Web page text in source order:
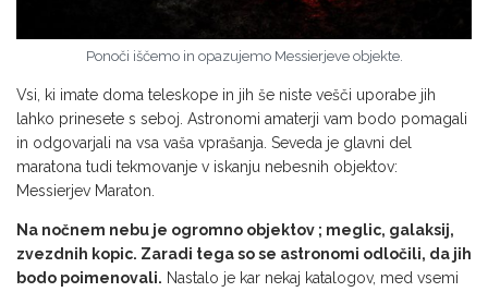
Ponoči iščemo in opazujemo Messierjeve objekte.
Vsi, ki imate doma teleskope in jih še niste vešči uporabe jih
lahko prinesete s seboj. Astronomi amaterji vam bodo pomagali
in odgovarjali na vsa vaša vprašanja. Seveda je glavni del
maratona tudi tekmovanje v iskanju nebesnih objektov:
Messierjev Maraton.
Na nočnem nebu je ogromno objektov ; meglic, galaksij,
zvezdnih kopic. Zaradi tega so se astronomi odločili, da jih
bodo poimenovali. Nastalo je kar nekaj katalogov, med vsemi